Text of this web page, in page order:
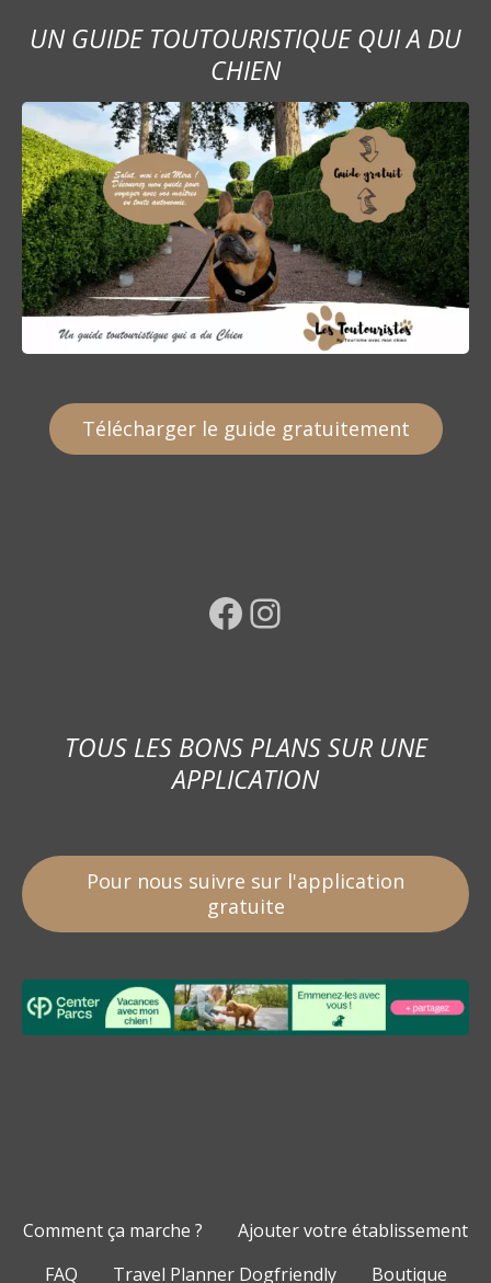
UN GUIDE TOUTOURISTIQUE QUI A DU
CHIEN
Télécharger le guide gratuitement
Facebook Instagram
TOUS LES BONS PLANS SUR UNE
APPLICATION
Pour nous suivre sur l'application
gratuite
Comment ça marche ?
Ajouter votre établissement
FAQ
Travel Planner Dogfriendly Boutique